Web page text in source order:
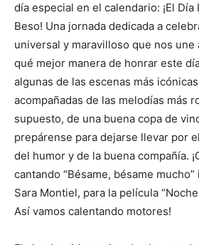
día especial en el calendario: ¡El
Beso! Una jornada dedicada a
universal y maravilloso que nos une
qué mejor manera de honrar este
algunas de las escenas más
acompañadas de las melodías más
supuesto, de una buena copa de
prepárense para dejarse llevar por
del humor y de la buena compañía.
cantando “Bésame, bésame
Sara Montiel, para la película
Así vamos calentando motores!